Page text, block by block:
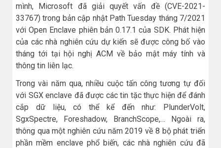
mình, Microsoft đã giải quyết vấn đề (CVE-2021-
33767) trong bản cập nhật Path Tuesday tháng 7/2021
với Open Enclave phiên bản 0.17.1 của SDK. Phát hiện
của các nhà nghiên cứu dự kiến sẽ được công bố vào
tháng tới tại hội nghị ACM về bảo mật máy tính và
thông tin liên lạc.
Trong vài năm qua, nhiều cuộc tấn công tương tự đối
với SGX enclave đã được các tin tặc thực hiện để đánh
cắp dữ liệu, có thể kể đến như: PlunderVolt,
SgxSpectre, Foreshadow, BranchScope,… Ngoài ra,
thông qua một nghiên cứu năm 2019 về 8 bộ phát triển
phần mềm enclave phổ biến, các nhà nghiên cứu đã